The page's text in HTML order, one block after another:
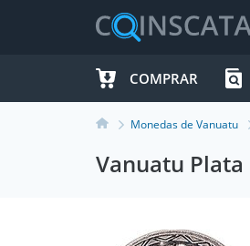
COMPRAR
Monedas de Vanuatu
Vanuatu Plata